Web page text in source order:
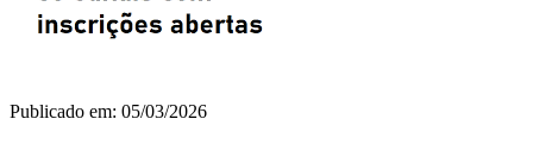
Publicado em: 05/03/2026